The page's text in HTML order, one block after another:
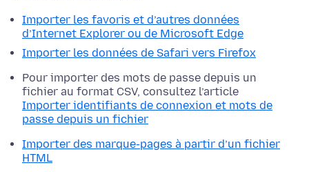
Importer les favoris et d’autres données
d’Internet Explorer ou de Microsoft Edge
Importer les données de Safari vers Firefox
Pour importer des mots de passe depuis un
fichier au format CSV, consultez l’article
Importer identifiants de connexion et mots de
passe depuis un fichier
Importer des marque-pages à partir d’un fichier
HTML